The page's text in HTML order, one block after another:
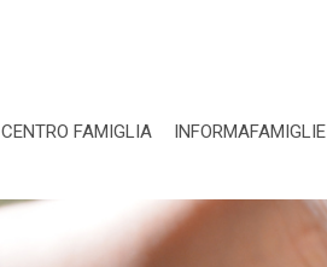
CENTRO FAMIGLIA INFORMAFAMIGLIE